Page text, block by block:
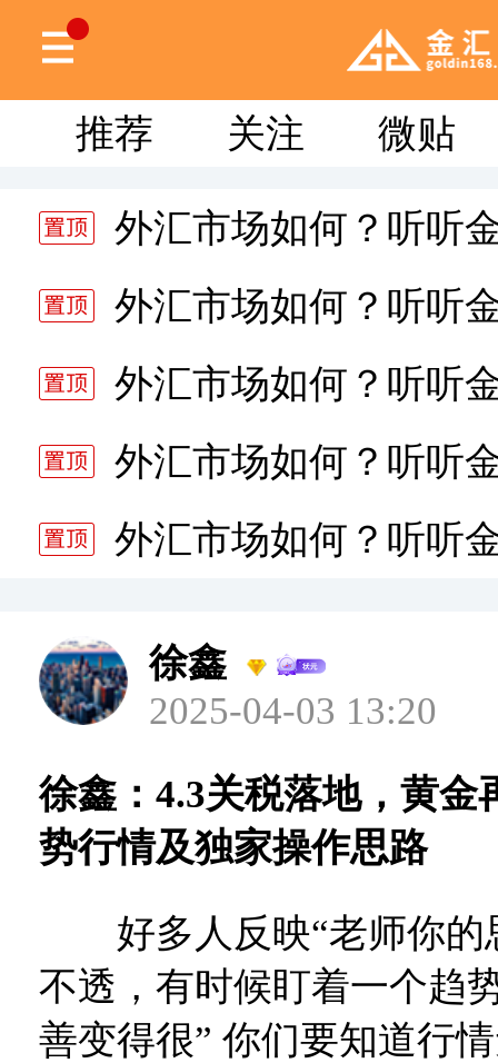
推荐 关注 微贴
外汇市场如何？听听
分析师静雅老师的分
外汇市场如何？听听
分析师静雅老师的分
外汇市场如何？听听
分析师静雅老师的分
外汇市场如何？听听
分析师静雅老师的分
外汇市场如何？听听
徐鑫
2025-04-03 13:20
徐鑫：4.3关税落地，黄金
势行情及独家操作思路
好多人反映“老师你的
不透，有时候盯着一个趋
善变得很” 你们要知道行